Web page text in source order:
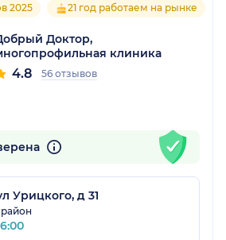
2025 21 год работаем на рынке
Доктор,
клиника
4.8 56 отзывов
Урицкого, д 31